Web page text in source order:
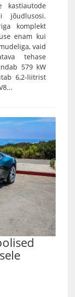
kastiautode
jõudlusosi.
komplekt
enam kui
vaid
tehase
579 kW
6,2-liitrist